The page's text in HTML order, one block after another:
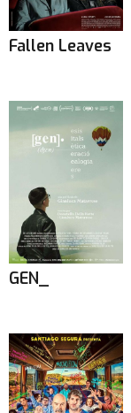
Fallen Leaves
GEN_